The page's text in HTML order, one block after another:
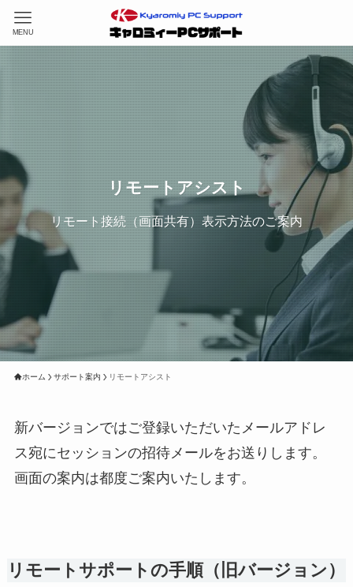
MENU
リモートアシスト
リモート接続（画面共有）表示方法のご案内
ホーム サポート案内 リモートアシスト
新バージョンではご登録いただいたメールアドレ
ス宛にセッションの招待メールをお送りします。
画面の案内は都度ご案内いたします。
リモートサポートの手順（旧バージョン）